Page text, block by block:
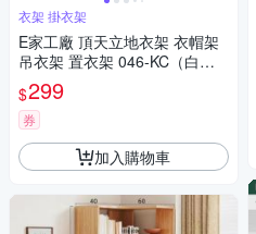
衣架 掛衣架
E家工廠 頂天立地衣架 衣帽架
吊衣架 置衣架 046-KC（白
色）
$299
券
加入購物車